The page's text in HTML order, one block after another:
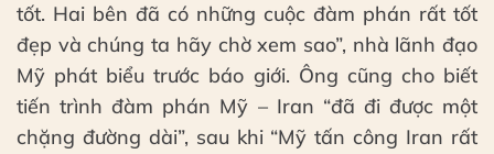
tốt. Hai bên đã có những cuộc đàm phán rất tốt
đẹp và chúng ta hãy chờ xem sao”, nhà lãnh đạo
Mỹ phát biểu trước báo giới. Ông cũng cho biết
tiến trình đàm phán Mỹ – Iran “đã đi được một
chặng đường dài”, sau khi “Mỹ tấn công Iran rất